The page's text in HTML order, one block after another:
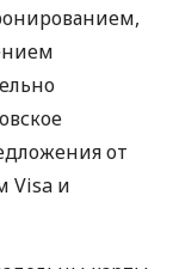
от
Visa и